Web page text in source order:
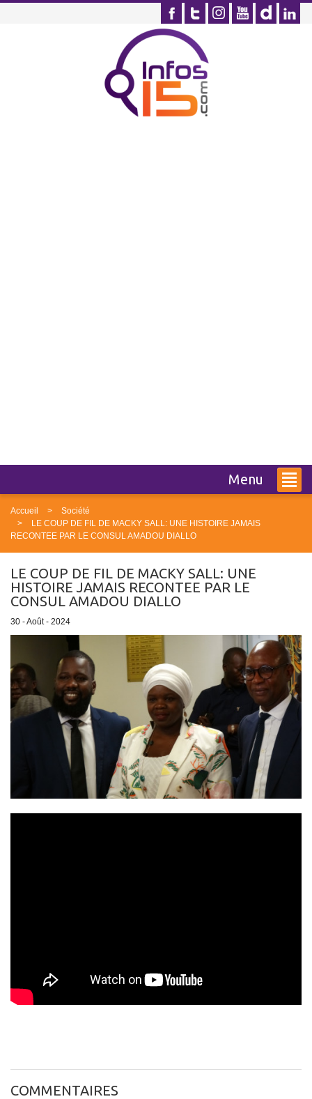
Menu
Accueil
Société
LE COUP DE FIL DE MACKY SALL: UNE HISTOIRE JAMAIS
RECONTEE PAR LE CONSUL AMADOU DIALLO
LE COUP DE FIL DE MACKY SALL: UNE
HISTOIRE JAMAIS RECONTEE PAR LE
CONSUL AMADOU DIALLO
30 - Août - 2024
COMMENTAIRES